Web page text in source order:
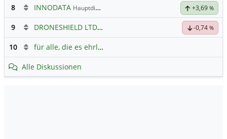
8 INNODATA Hauptdiskussion +3,69 %
9 DRONESHIELD LTDHauptdiskussion -0,74 %
10 für alle, die es ehrlich meinen beim Traden.
Alle Diskussionen